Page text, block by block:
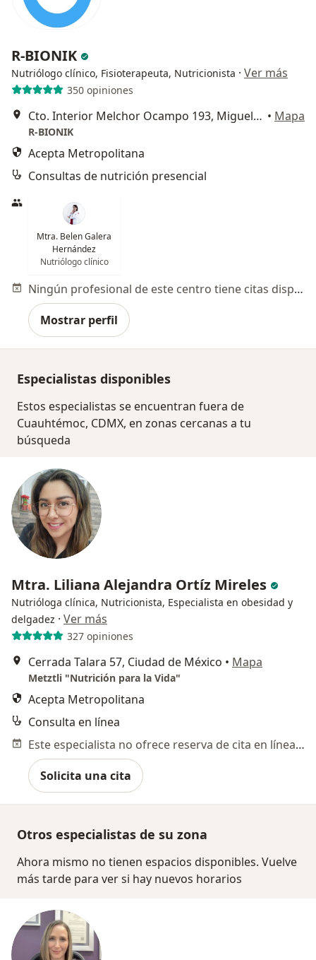
R-BIONIK
Nutriólogo clínico, Fisioterapeuta, Nutricionista · Ver más
350 opiniones
Cto. Interior Melchor Ocampo 193, Miguel Hidalgo • Mapa
R-BIONIK
Acepta Metropolitana
Consultas de nutrición presencial
Mtra. Belen Galera
Hernández
Nutriólogo clínico
Ningún profesional de este centro tiene citas disponibles
Mostrar perfil
Especialistas disponibles
Estos especialistas se encuentran fuera de
Cuauhtémoc, CDMX, en zonas cercanas a tu
búsqueda
Mtra. Liliana Alejandra Ortíz Mireles
Nutrióloga clínica, Nutricionista, Especialista en obesidad y
delgadez · Ver más
327 opiniones
Cerrada Talara 57, Ciudad de México • Mapa
Metztli "Nutrición para la Vida"
Acepta Metropolitana
Consulta en línea
Este especialista no ofrece reserva de cita en línea en esta dirección.
Solicita una cita
Otros especialistas de su zona
Ahora mismo no tienen espacios disponibles. Vuelve
más tarde para ver si hay nuevos horarios